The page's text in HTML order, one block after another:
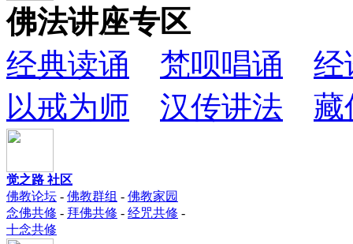
佛法讲座专区
经典读诵
梵呗唱诵
经
以戒为师
汉传讲法 藏
觉之路 社区
佛教论坛 - 佛教群组 - 佛教家园
念佛共修 - 拜佛共修 - 经咒共修 -
十念共修